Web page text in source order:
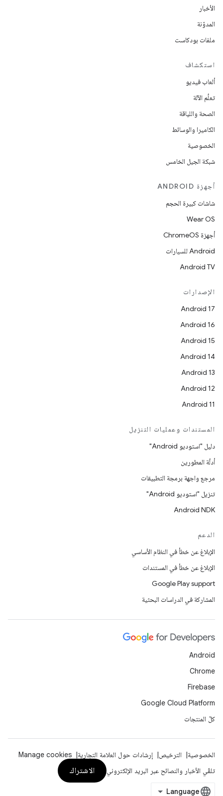
الأخبار
المدوّنة
ملفات بودكاست
استكشاف
ألعاب فيديو
تعلُم الآلة
الصحة واللياقة
الكاميرا والوسائط
الخصوصية
شبكة الجيل الخامس
أجهزة ANDROID
شاشات كبيرة الحجم
Wear OS
أجهزة ChromeOS
Android للسيارات
Android TV
الإصدارات
Android 17
Android 16
Android 15
Android 14
Android 13
Android 12
Android 11
المستندات وعمليات التنزيل
دليل "استوديو Android"
أدلّة المطورين
مرجع واجهة برمجة التطبيقات
تنزيل "استوديو Android"
Android NDK
الدعم
الإبلاغ عن خطأ في النظام الأساسي
الإبلاغ عن خطأ في المستندات
Google Play support
المشاركة في الدراسات البحثية
Android
Chrome
Firebase
Google Cloud Platform
كلّ المنتجات
الخصوصية الترخيص إرشادات حول العلامة التجارية
Manage cookies
تلقّي الأخبار والنصائح عبر البريد الإلكتروني
الاشتراك